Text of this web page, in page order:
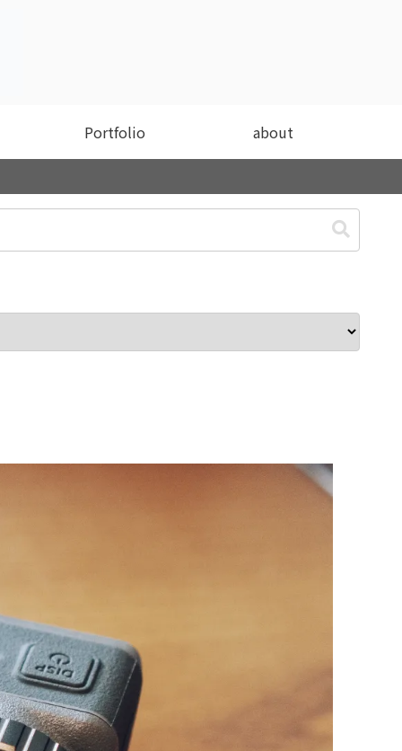
Portfolio about